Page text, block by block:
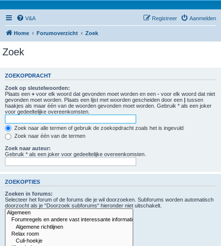
V&A Aanmelden
Registreer
Home Forumoverzicht Zoek
Zoek
ZOEKOPDRACHT
Zoek op sleutelwoorden:
Plaats een + voor elk woord dat gevonden moet worden en een - voor elk woord dat niet
gevonden moet worden. Plaats een lijst met woorden gescheiden door een | tussen
haakjes als maar één van de woorden gevonden moet worden. Gebruik * als een joker
voor gedeeltelijke overeenkomsten.
Zoek naar alle termen of gebruik de zoekopdracht zoals het is ingevuld
Zoek naar één van de termen
Zoek naar auteur:
Gebruik * als een joker voor gedeeltelijke overeenkomsten.
ZOEKOPTIES
Zoeken in forums:
Selecteer het forum of de forums die je wil doorzoeken. Subforums worden automatisch
doorzocht als je “Doorzoek subforums“ hieronder niet uitschakelt.